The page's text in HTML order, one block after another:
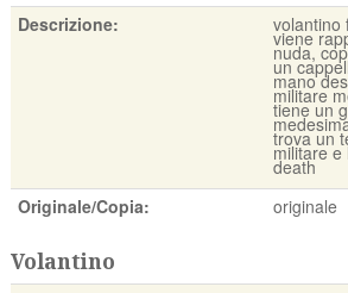
Descrizione: volantino
viene
nuda,
un
mano
militare
tiene un
trova un
militare e
death
Originale/Copia:
originale
Volantino